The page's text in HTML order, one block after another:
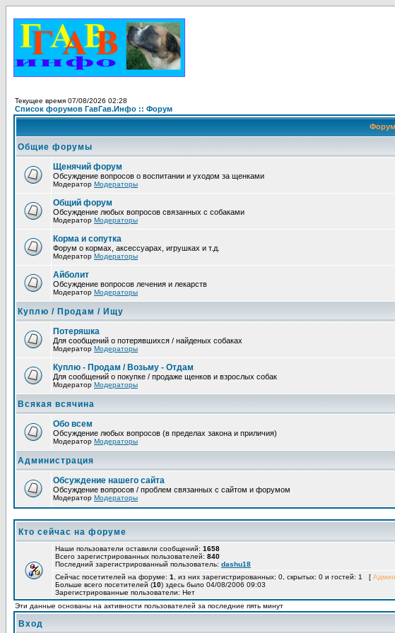
Текущее время 07/08/2026 02:28
Список форумов ГавГав.Инфо :: Форум
Форум
Общие форумы
Щенячий форум
Обсуждение вопросов о воспитании и уходом за щенками
Модератор Модераторы
Общий форум
Обсуждение любых вопросов связанных с собаками
Модератор Модераторы
Корма и сопутка
Форум о кормах, аксессуарах, игрушках и т.д.
Модератор Модераторы
Айболит
Обсуждение вопросов лечения и лекарств
Модератор Модераторы
Куплю / Продам / Ищу
Потеряшка
Для сообщений о потерявшихся / найденых собаках
Модератор Модераторы
Куплю - Продам / Возьму - Отдам
Для сообщений о покупке / продаже щенков и взрослых собак
Модератор Модераторы
Всякая всячина
Обо всем
Обсуждение любых вопросов (в пределах закона и приличия)
Модератор Модераторы
Администрация
Обсуждение нашего сайта
Обсуждение вопросов / проблем связанных с сайтом и форумом
Модератор Модераторы
Кто сейчас на форуме
Наши пользователи оставили сообщений: 1658
Всего зарегистрированных пользователей: 840
Последний зарегистрированный пользователь: dashu18
Сейчас посетителей на форуме: 1 , из них зарегистрированных: 0, скрытых: 0 и гостей: 1 [
Больше всего посетителей (10) здесь было 04/08/2006 09:03
Зарегистрированные пользователи: Нет
Эти данные основаны на активности пользователей за последние пять минут
Вход